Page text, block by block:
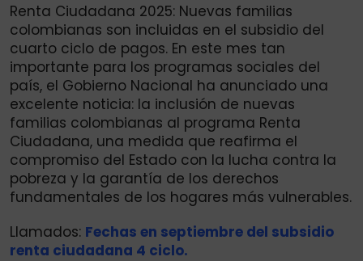
Renta Ciudadana 2025: Nuevas familias
colombianas son incluidas en el subsidio del
cuarto ciclo de pagos. En este mes tan
importante para los programas sociales del
país, el Gobierno Nacional ha anunciado una
excelente noticia: la inclusión de nuevas
familias colombianas al programa Renta
Ciudadana, una medida que reafirma el
compromiso del Estado con la lucha contra la
pobreza y la garantía de los derechos
fundamentales de los hogares más vulnerables.
Llamados: Fechas en septiembre del subsidio
renta ciudadana 4 ciclo.